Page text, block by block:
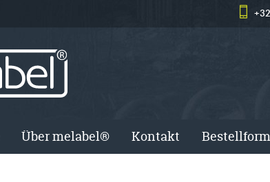
Über melabel® Kontakt